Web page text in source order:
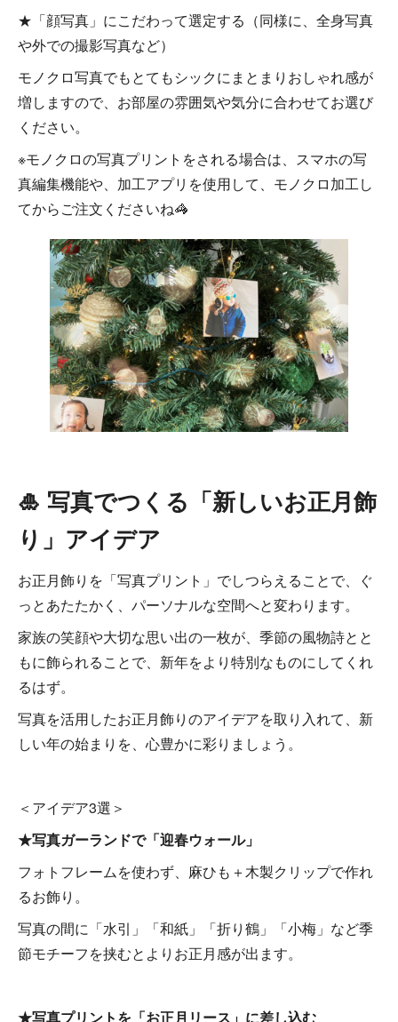
★「顔写真」にこだわって選定する（同様に、全身写真
や外での撮影写真など）
モノクロ写真でもとてもシックにまとまりおしゃれ感が
増しますので、お部屋の雰囲気や気分に合わせてお選び
ください。
※モノクロの写真プリントをされる場合は、スマホの写
真編集機能や、加工アプリを使用して、モノクロ加工し
てからご注文くださいね🦓
🎍 写真でつくる「新しいお正月飾
り」アイデア
お正月飾りを「写真プリント」でしつらえることで、ぐ
っとあたたかく、パーソナルな空間へと変わります。
家族の笑顔や大切な思い出の一枚が、季節の風物詩とと
もに飾られることで、新年をより特別なものにしてくれ
るはず。
写真を活用したお正月飾りのアイデアを取り入れて、新
しい年の始まりを、心豊かに彩りましょう。
＜アイデア3選＞
★写真ガーランドで「迎春ウォール」
フォトフレームを使わず、麻ひも＋木製クリップで作れ
るお飾り。
写真の間に「水引」「和紙」「折り鶴」「小梅」など季
節モチーフを挟むとよりお正月感が出ます。
★写真プリントを「お正月リース」に差し込む